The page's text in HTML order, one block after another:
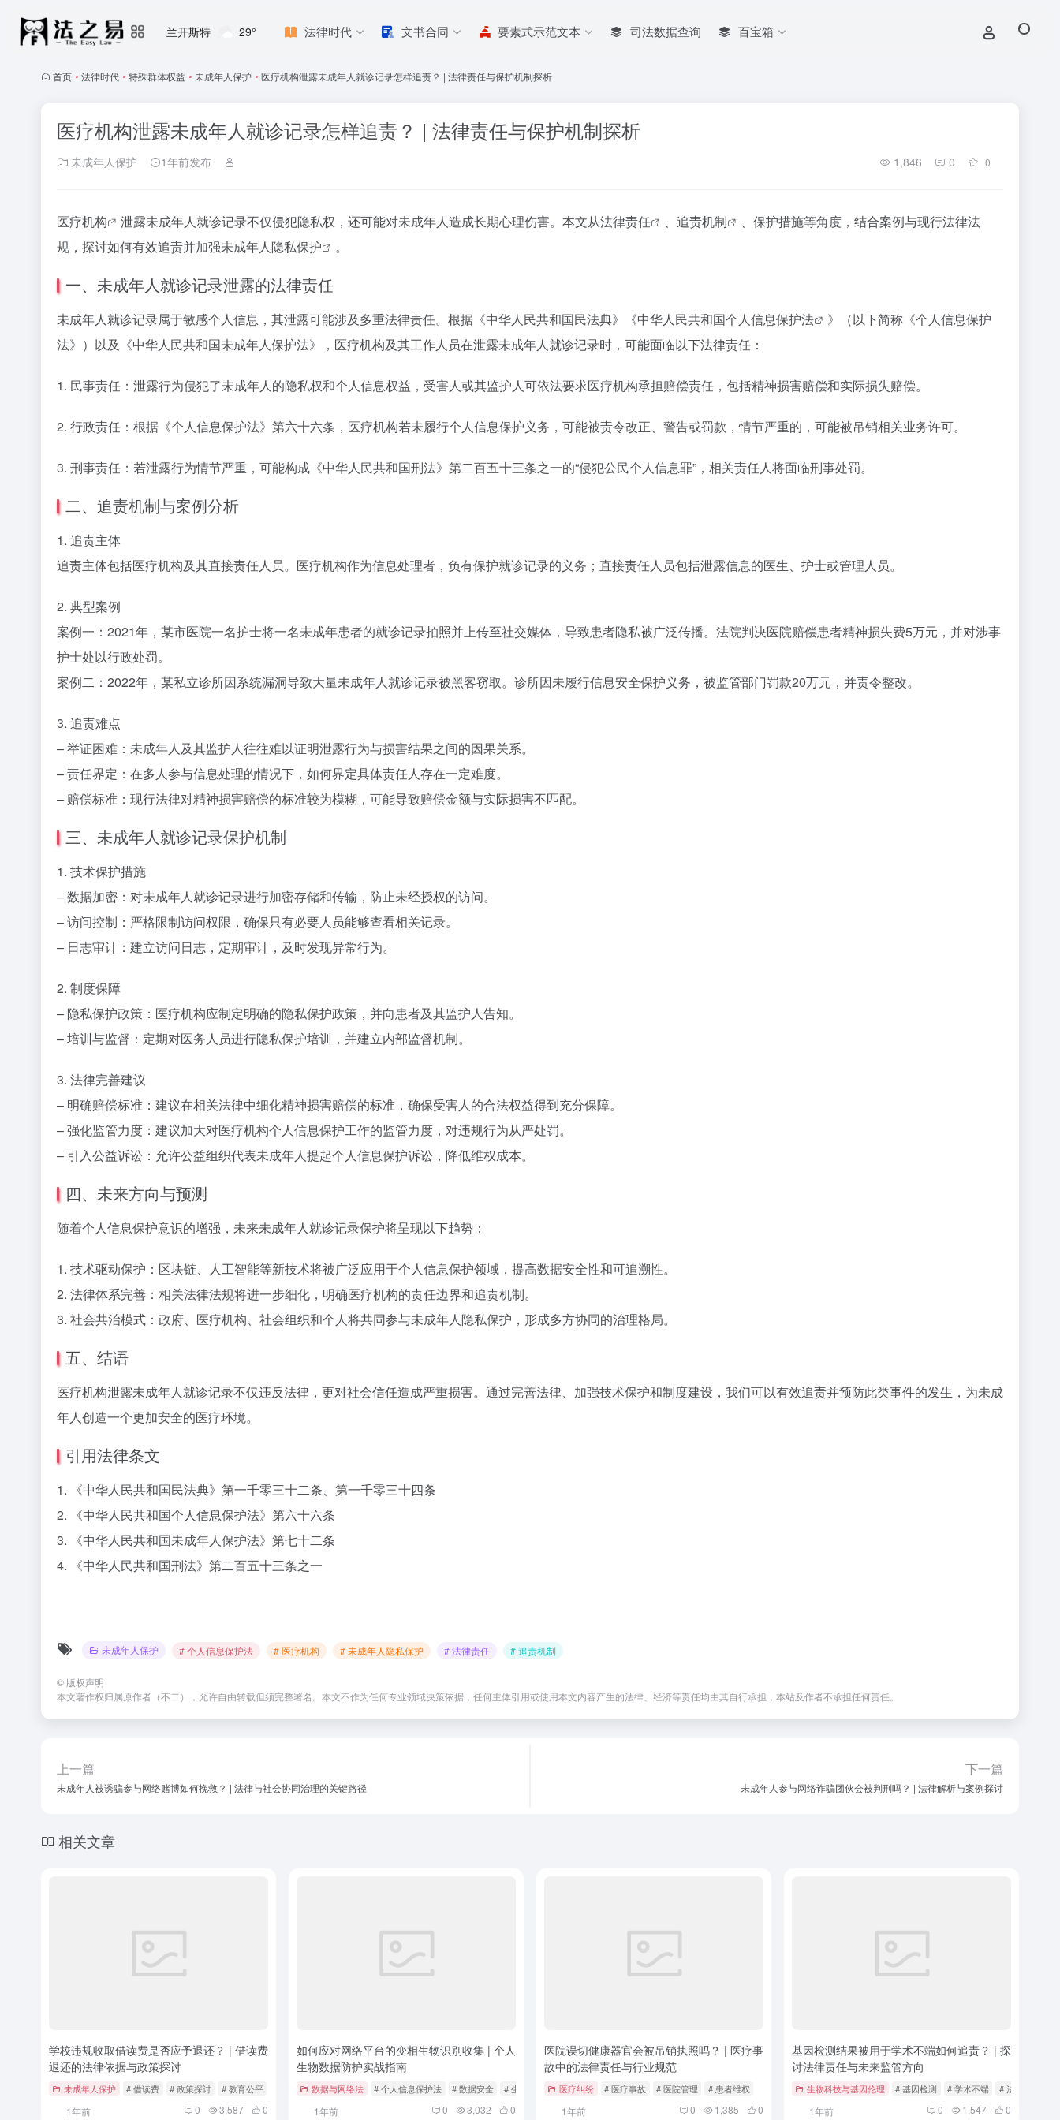
兰开斯特 29° 法律时代 文书合同 要素式示范文本 司法数据查询 百宝箱
首页 • 法律时代 • 特殊群体权益 • 未成年人保护 • 医疗机构泄露未成年人就诊记录怎样追责？ | 法律责任与保护机制探析
医疗机构泄露未成年人就诊记录怎样追责？ | 法律责任与保护机制探析
未成年人保护 1年前发布 1,846 0 0
医疗机构 泄露未成年人就诊记录不仅侵犯隐私权，还可能对未成年人造成长期心理伤害。本文从法律责任 、 追责机制
、保护措施等角度，结合案例与现行法律法
规，探讨如何有效追责并加强未成年人隐私保护 。
一、未成年人就诊记录泄露的法律责任
未成年人就诊记录属于敏感个人信息，其泄露可能涉及多重法律责任。根据《中华人民共和国民法典》《中华人民共和国个人信息保护法
》（以下简称《个人信息保护
法》）以及《中华人民共和国未成年人保护法》，医疗机构及其工作人员在泄露未成年人就诊记录时，可能面临以下法律责任：
1. 民事责任：泄露行为侵犯了未成年人的隐私权和个人信息权益，受害人或其监护人可依法要求医疗机构承担赔偿责任，包括精神损害赔偿和实际损失赔偿。
2. 行政责任：根据《个人信息保护法》第六十六条，医疗机构若未履行个人信息保护义务，可能被责令改正、警告或罚款，情节严重的，可能被吊销相关业务许可。
3. 刑事责任：若泄露行为情节严重，可能构成《中华人民共和国刑法》第二百五十三条之一的“侵犯公民个人信息罪”，相关责任人将面临刑事处罚。
二、追责机制与案例分析
1. 追责主体
追责主体包括医疗机构及其直接责任人员。医疗机构作为信息处理者，负有保护就诊记录的义务；直接责任人员包括泄露信息的医生、护士或管理人员。
2. 典型案例
案例一：2021年，某市医院一名护士将一名未成年患者的就诊记录拍照并上传至社交媒体，导致患者隐私被广泛传播。法院判决医院赔偿患者精神损失费5万元，并对涉事
护士处以行政处罚。
案例二：2022年，某私立诊所因系统漏洞导致大量未成年人就诊记录被黑客窃取。诊所因未履行信息安全保护义务，被监管部门罚款20万元，并责令整改。
3. 追责难点
– 举证困难：未成年人及其监护人往往难以证明泄露行为与损害结果之间的因果关系。
– 责任界定：在多人参与信息处理的情况下，如何界定具体责任人存在一定难度。
– 赔偿标准：现行法律对精神损害赔偿的标准较为模糊，可能导致赔偿金额与实际损害不匹配。
三、未成年人就诊记录保护机制
1. 技术保护措施
– 数据加密：对未成年人就诊记录进行加密存储和传输，防止未经授权的访问。
– 访问控制：严格限制访问权限，确保只有必要人员能够查看相关记录。
– 日志审计：建立访问日志，定期审计，及时发现异常行为。
2. 制度保障
– 隐私保护政策：医疗机构应制定明确的隐私保护政策，并向患者及其监护人告知。
– 培训与监督：定期对医务人员进行隐私保护培训，并建立内部监督机制。
3. 法律完善建议
– 明确赔偿标准：建议在相关法律中细化精神损害赔偿的标准，确保受害人的合法权益得到充分保障。
– 强化监管力度：建议加大对医疗机构个人信息保护工作的监管力度，对违规行为从严处罚。
– 引入公益诉讼：允许公益组织代表未成年人提起个人信息保护诉讼，降低维权成本。
四、未来方向与预测
随着个人信息保护意识的增强，未来未成年人就诊记录保护将呈现以下趋势：
1. 技术驱动保护：区块链、人工智能等新技术将被广泛应用于个人信息保护领域，提高数据安全性和可追溯性。
2. 法律体系完善：相关法律法规将进一步细化，明确医疗机构的责任边界和追责机制。
3. 社会共治模式：政府、医疗机构、社会组织和个人将共同参与未成年人隐私保护，形成多方协同的治理格局。
五、结语
医疗机构泄露未成年人就诊记录不仅违反法律，更对社会信任造成严重损害。通过完善法律、加强技术保护和制度建设，我们可以有效追责并预防此类事件的发生，为未成
年人创造一个更加安全的医疗环境。
引用法律条文
1. 《中华人民共和国民法典》第一千零三十二条、第一千零三十四条
2. 《中华人民共和国个人信息保护法》第六十六条
3. 《中华人民共和国未成年人保护法》第七十二条
4. 《中华人民共和国刑法》第二百五十三条之一
未成年人保护 # 个人信息保护法 # 医疗机构 # 未成年人隐私保护 # 法律责任 # 追责机制
© 版权声明
本文著作权归属原作者（不二），允许自由转载但须完整署名。本文不作为任何专业领域决策依据，任何主体引用或使用本文内容产生的法律、经济等责任均由其自行承担，本站及作者不承担任何责任。
上一篇
未成年人被诱骗参与网络赌博如何挽救？ | 法律与社会协同治理的关键路径
下一篇
未成年人参与网络诈骗团伙会被判刑吗？ | 法律解析与案例探讨
相关文章
学校违规收取借读费是否应予退还？ | 借读费
退还的法律依据与政策探讨
未成年人保护 # 借读费 # 政策探讨 # 教育公平
1年前 0 3,587 0
如何应对网络平台的变相生物识别收集 | 个人
生物数据防护实战指南
数据与网络法 # 个人信息保护法 # 数据安全 # 生物识别安全
1年前 0 3,032 0
医院误切健康器官会被吊销执照吗？ | 医疗事
故中的法律责任与行业规范
医疗纠纷 # 医疗事故 # 医院管理 # 患者维权
1年前 0 1,385 0
基因检测结果被用于学术不端如何追责？ | 探
讨法律责任与未来监管方向
生物科技与基因伦理 # 基因检测 # 学术不端 # 法律法规
1年前 0 1,547 0